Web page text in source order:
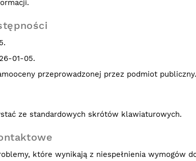
01-05.
przeprowadzonej przez podmiot publiczny.
ze standardowych skrótów klawiaturowych.
które wynikają z niespełnienia wymogów